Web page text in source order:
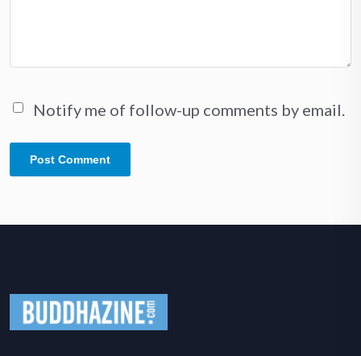
Notify me of follow-up comments by email.